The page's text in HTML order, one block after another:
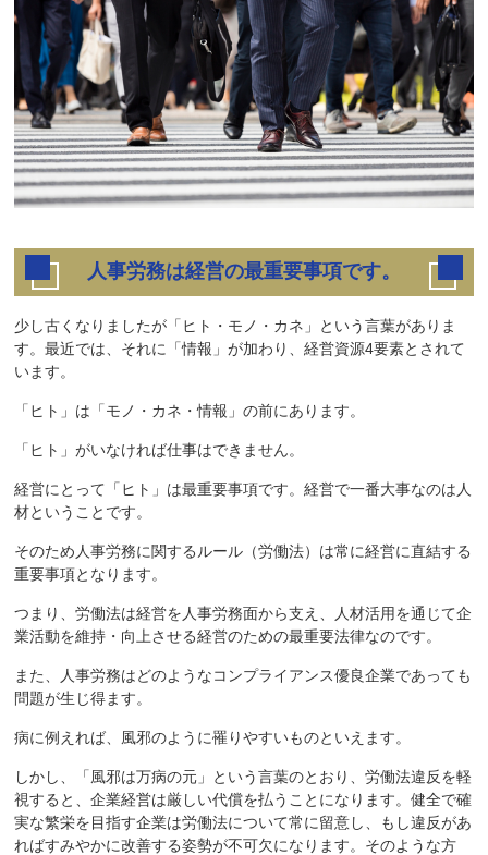
人事労務は経営の最重要事項です。
少し古くなりましたが「ヒト・モノ・カネ」という言葉がありま
す。最近では、それに「情報」が加わり、経営資源4要素とされて
います。
「ヒト」は「モノ・カネ・情報」の前にあります。
「ヒト」がいなければ仕事はできません。
経営にとって「ヒト」は最重要事項です。経営で一番大事なのは人
材ということです。
そのため人事労務に関するルール（労働法）は常に経営に直結する
重要事項となります。
つまり、労働法は経営を人事労務面から支え、人材活用を通じて企
業活動を維持・向上させる経営のための最重要法律なのです。
また、人事労務はどのようなコンプライアンス優良企業であっても
問題が生じ得ます。
病に例えれば、風邪のように罹りやすいものといえます。
しかし、「風邪は万病の元」という言葉のとおり、労働法違反を軽
視すると、企業経営は厳しい代償を払うことになります。健全で確
実な繁栄を目指す企業は労働法について常に留意し、もし違反があ
ればすみやかに改善する姿勢が不可欠になります。そのような方